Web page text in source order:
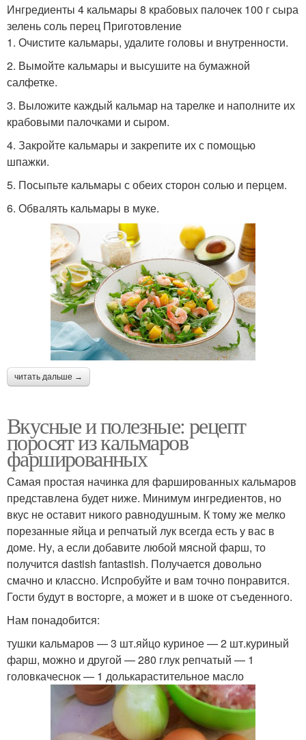
Ингредиенты 4 кальмары 8 крабовых палочек 100 г сыра
зелень соль перец Приготовление
1. Очистите кальмары, удалите головы и внутренности.
2. Вымойте кальмары и высушите на бумажной
салфетке.
3. Выложите каждый кальмар на тарелке и наполните их
крабовыми палочками и сыром.
4. Закройте кальмары и закрепите их с помощью
шпажки.
5. Посыпьте кальмары с обеих сторон солью и перцем.
6. Обвалять кальмары в муке.
читать дальше →
Вкусные и полезные: рецепт
поросят из кальмаров
фаршированных
Самая простая начинка для фаршированных кальмаров
представлена будет ниже. Минимум ингредиентов, но
вкус не оставит никого равнодушным. К тому же мелко
порезанные яйца и репчатый лук всегда есть у вас в
доме. Ну, а если добавите любой мясной фарш, то
получится dastish fantastish. Получается довольно
смачно и классно. Испробуйте и вам точно понравится.
Гости будут в восторге, а может и в шоке от съеденного.
Нам понадобится:
тушки кальмаров — 3 шт.яйцо куриное — 2 шт.куриный
фарш, можно и другой — 280 глук репчатый — 1
головкачеснок — 1 долькарастительное масло